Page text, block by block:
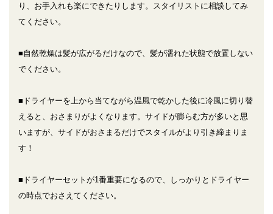
り、お手入れも楽にできたりします。スタイリストに相談してみ
てください。
■自然乾燥は髪が広がるだけなので、髪が濡れた状態で放置しない
でください。
■ドライヤーを上から当てながら温風で乾かした後に冷風に切り替
えると、おさまりがよくなります。サイドが膨らむ方が多いと思
いますが、サイドがおさまるだけでスタイルがより引き締まりま
す！
■ドライヤーセットが1番重要になるので、しっかりとドライヤー
の時点でおさえてください。